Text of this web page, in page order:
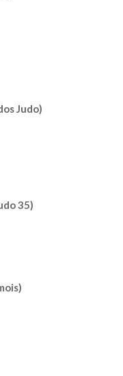
Judo)
35)